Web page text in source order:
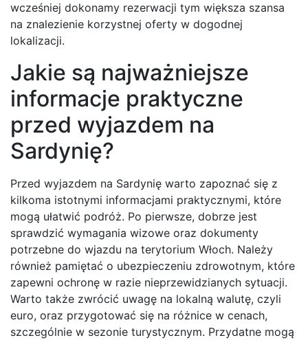
wcześniej dokonamy rezerwacji tym większa szansa
na znalezienie korzystnej oferty w dogodnej
lokalizacji.
Jakie są najważniejsze
informacje praktyczne
przed wyjazdem na
Sardynię?
Przed wyjazdem na Sardynię warto zapoznać się z
kilkoma istotnymi informacjami praktycznymi, które
mogą ułatwić podróż. Po pierwsze, dobrze jest
sprawdzić wymagania wizowe oraz dokumenty
potrzebne do wjazdu na terytorium Włoch. Należy
również pamiętać o ubezpieczeniu zdrowotnym, które
zapewni ochronę w razie nieprzewidzianych sytuacji.
Warto także zwrócić uwagę na lokalną walutę, czyli
euro, oraz przygotować się na różnice w cenach,
szczególnie w sezonie turystycznym. Przydatne mogą